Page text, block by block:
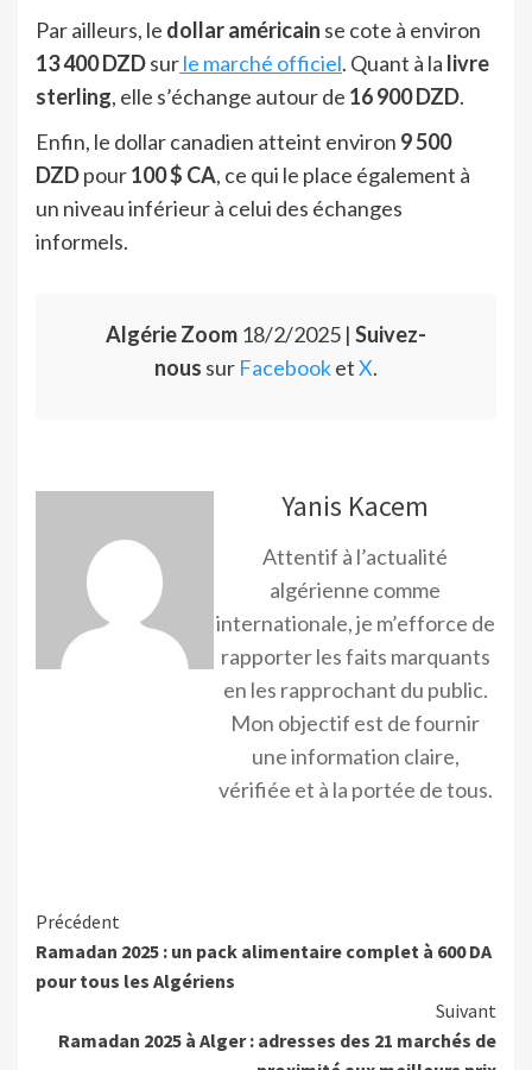
Par ailleurs, le dollar américain se cote à environ
13 400 DZDsurle marché officiel. Quant à la livre
sterling, elle s’échange autour de 16 900 DZD.
Enfin, le dollar canadien atteint environ 9 500
DZDpour100 $ CA, ce qui le place également à
un niveau inférieur à celui des échanges
informels.
Algérie Zoom 18/2/2025 | Suivez-
nous sur FacebooketX.
Yanis Kacem
Attentif à l’actualité
algérienne comme
internationale, je m’efforce de
rapporter les faits marquants
en les rapprochant du public.
Mon objectif est de fournir
une information claire,
vérifiée et à la portée de tous.
Précédent
Ramadan 2025 : un pack alimentaire complet à 600 DA
pour tous les Algériens
Suivant
Ramadan 2025 à Alger : adresses des 21 marchés de